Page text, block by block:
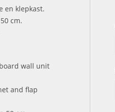
en klepkast.
cm.
wall unit
and flap